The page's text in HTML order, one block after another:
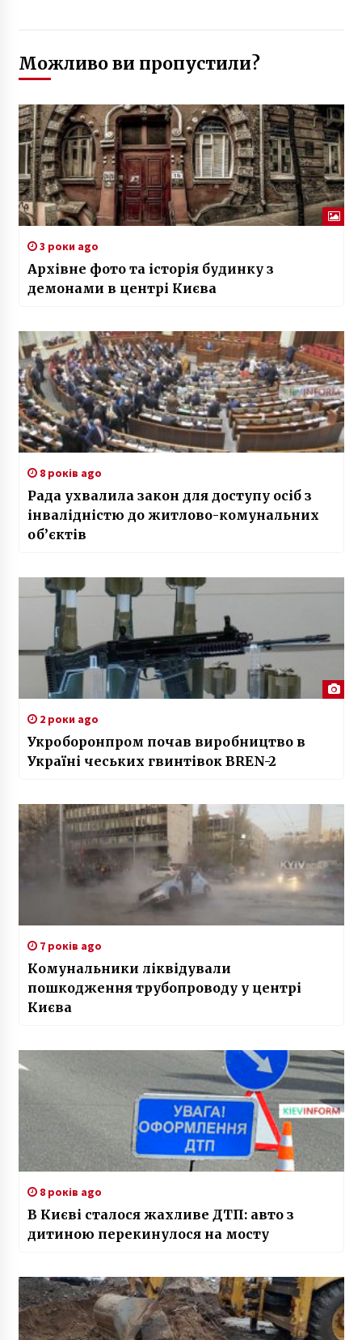
Можливо ви пропустили?
3 роки ago
Архівне фото та історія будинку з
демонами в центрі Києва
8 років ago
Рада ухвалила закон для доступу осіб з
інвалідністю до житлово-комунальних
об’єктів
2 роки ago
Укроборонпром почав виробництво в
Україні чеських гвинтівок BREN-2
7 років ago
Комунальники ліквідували
пошкодження трубопроводу у центрі
Києва
8 років ago
В Києві сталося жахливе ДТП: авто з
дитиною перекинулося на мосту